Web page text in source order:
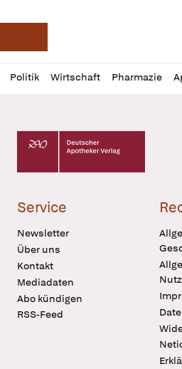
Deutsche Apotheker
Politik Wirtschaft Pharmazie
Profil
öffnen
Daz
Pur
Deutscher Apotheker Verlag
Service
Newsletter
Über uns
Kontakt
Mediadaten
Abo kündigen
RSS-Feed